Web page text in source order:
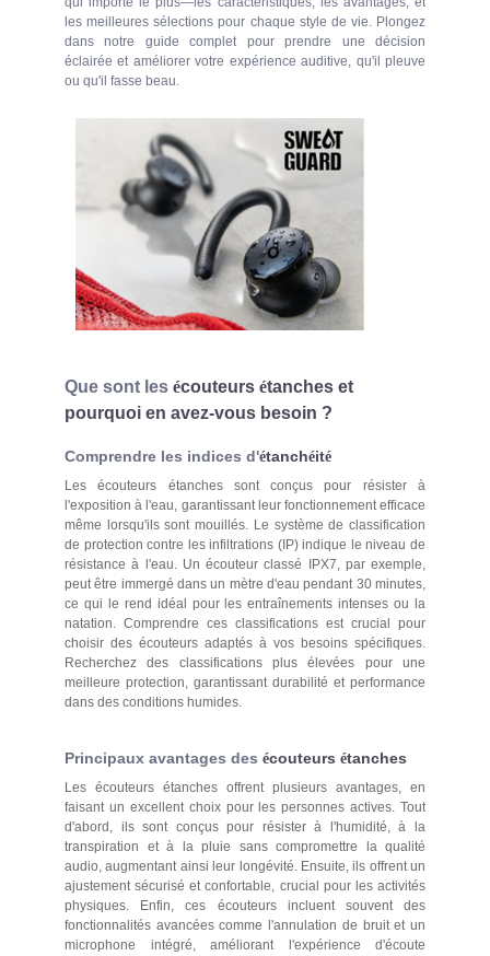
les meilleures sélections pour chaque style de vie. Plongez
dans notre guide complet pour prendre une décision
éclairée et améliorer votre expérience auditive, qu'il pleuve
ou qu'il fasse beau.
Que sont les écouteurs étanches et
pourquoi en avez-vous besoin ?
Comprendre les indices d'étanchéité
Les écouteurs étanches sont conçus pour résister à
l'exposition à l'eau, garantissant leur fonctionnement efficace
même lorsqu'ils sont mouillés. Le système de classification
de protection contre les infiltrations (IP) indique le niveau de
résistance à l'eau. Un écouteur classé IPX7, par exemple,
peut être immergé dans un mètre d'eau pendant 30 minutes,
ce qui le rend idéal pour les entraînements intenses ou la
natation. Comprendre ces classifications est crucial pour
choisir des écouteurs adaptés à vos besoins spécifiques.
Recherchez des classifications plus élevées pour une
meilleure protection, garantissant durabilité et performance
dans des conditions humides.
Principaux avantages des écouteurs étanches
Les écouteurs étanches offrent plusieurs avantages, en
faisant un excellent choix pour les personnes actives. Tout
d'abord, ils sont conçus pour résister à l'humidité, à la
transpiration et à la pluie sans compromettre la qualité
audio, augmentant ainsi leur longévité. Ensuite, ils offrent un
ajustement sécurisé et confortable, crucial pour les activités
physiques. Enfin, ces écouteurs incluent souvent des
fonctionnalités avancées comme l'annulation de bruit et un
microphone intégré, améliorant l'expérience d'écoute